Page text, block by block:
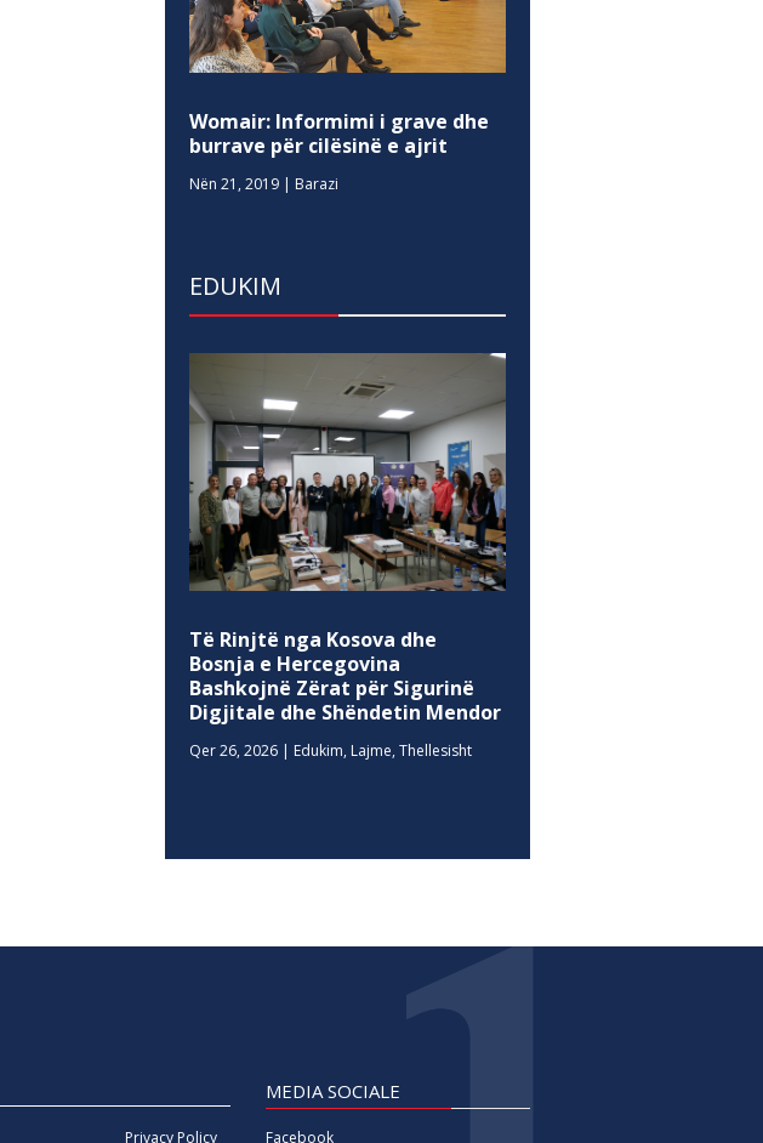
Womair: Informimi i grave dhe
burrave për cilësinë e ajrit
Nën 21, 2019 | Barazi
EDUKIM
Të Rinjtë nga Kosova dhe
Bosnja e Hercegovina
Bashkojnë Zërat për Sigurinë
Digjitale dhe Shëndetin Mendor
Qer 26, 2026 | Edukim, Lajme,Thellesisht
Privacy Policy
MEDIA SOCIALE
Facebook